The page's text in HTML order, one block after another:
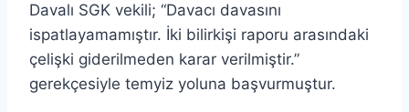
Davalı SGK vekili; “Davacı davasını
ispatlayamamıştır. İki bilirkişi raporu arasındaki
çelişki giderilmeden karar verilmiştir.”
gerekçesiyle temyiz yoluna başvurmuştur.